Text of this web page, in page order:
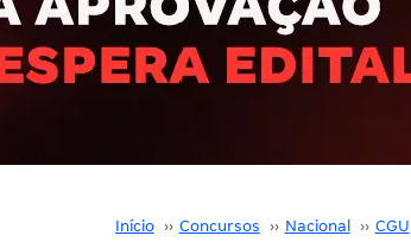
Início ›› Concursos ›› Nacional ›› CGU